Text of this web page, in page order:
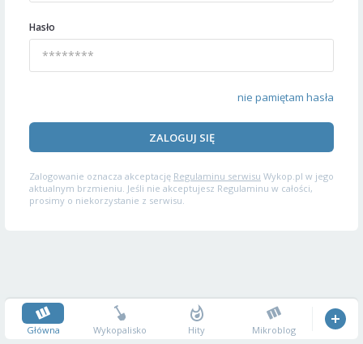
Hasło
nie pamiętam hasła
ZALOGUJ SIĘ
Zalogowanie oznacza akceptację Regulaminu serwisu Wykop.pl w jego
aktualnym brzmieniu. Jeśli nie akceptujesz Regulaminu w całości,
prosimy o niekorzystanie z serwisu.
Główna Wykopalisko Hity Mikroblog